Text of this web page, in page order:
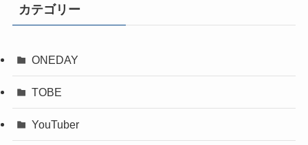
カテゴリー
ONEDAY
TOBE
YouTuber